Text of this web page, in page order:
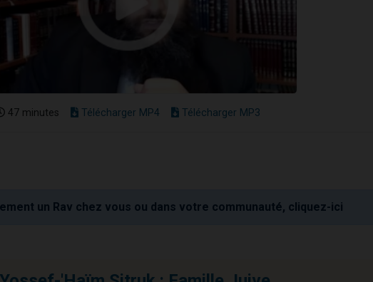
47 minutes Télécharger MP4 Télécharger MP3
un Rav chez vous ou dans votre communauté, cliquez-ici